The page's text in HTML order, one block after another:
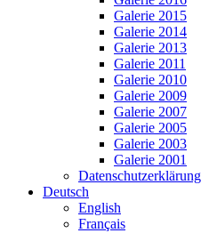
Galerie 2015
Galerie 2014
Galerie 2013
Galerie 2011
Galerie 2010
Galerie 2009
Galerie 2007
Galerie 2005
Galerie 2003
Galerie 2001
Datenschutzerklärung
Deutsch
English
Français